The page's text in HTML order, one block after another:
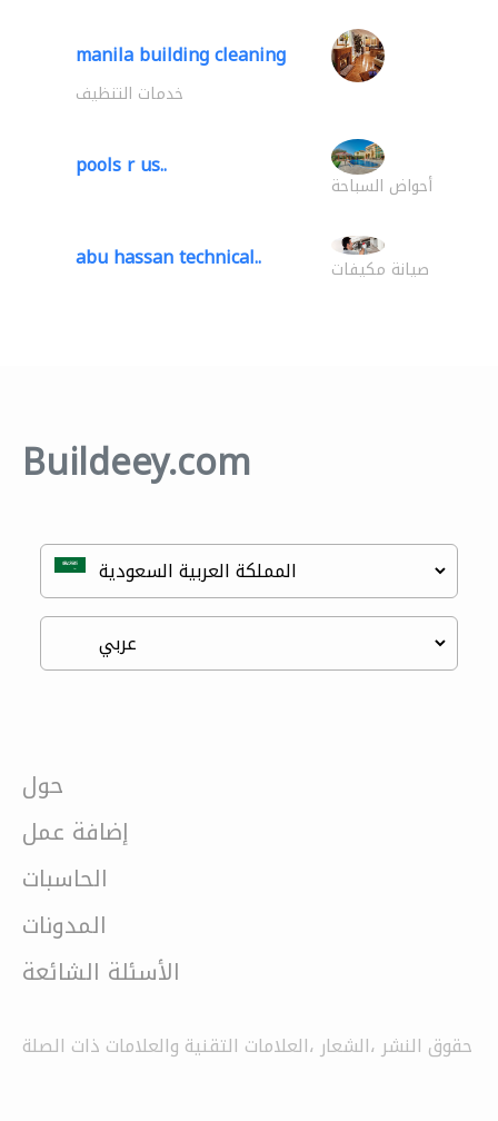
manila building cleaning
خدمات التنظيف
pools r us..
أحواض السباحة
abu hassan technical.. صيانة مكيفات
Buildeey.com
حول
إضافة عمل
الحاسبات
المدونات
الأسئلة الشائعة
حقوق النشر ،الشعار ،العلامات التقنية والعلامات ذات الصلة